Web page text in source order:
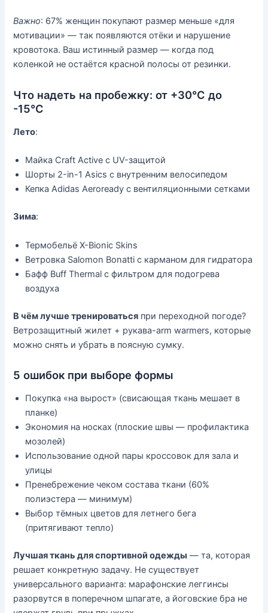
Важно: 67% женщин покупают размер меньше «для
мотивации» — так появляются отёки и нарушение
кровотока. Ваш истинный размер — когда под
коленкой не остаётся красной полосы от резинки.
Что надеть на пробежку: от +30°C до
-15°C
Лето:
Майка Craft Active с UV-защитой
Шорты 2-in-1 Asics с внутренним велосипедом
Кепка Adidas Aeroready с вентиляционными сетками
Зима:
Термобельё X-Bionic Skins
Ветровка Salomon Bonatti с карманом для гидратора
Бафф Buff Thermal с фильтром для подогрева
воздуха
В чём лучше тренироваться при переходной погоде?
Ветрозащитный жилет + рукава-аrm warmers, которые
можно снять и убрать в поясную сумку.
5 ошибок при выборе формы
Покупка «на вырост» (свисающая ткань мешает в
планке)
Экономия на носках (плоские швы — профилактика
мозолей)
Использование одной пары кроссовок для зала и
улицы
Пренебрежение чеком состава ткани (60%
полиэстера — минимум)
Выбор тёмных цветов для летнего бега
(притягивают тепло)
Лучшая ткань для спортивной одежды — та, которая
решает конкретную задачу. Не существует
универсального варианта: марафонские леггинсы
разорвутся в поперечном шпагате, а йоговские бра не